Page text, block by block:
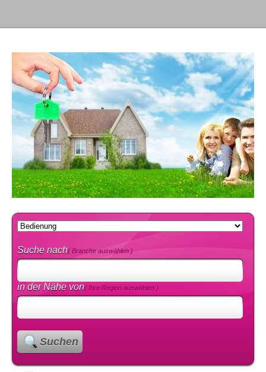
Suche nach( Branche auswählen )
in der Nähe von( Ihre Region auswählen )
Suchen